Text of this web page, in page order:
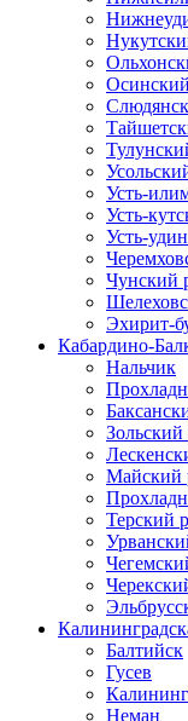
Усть-
Усть-
Усть-
Чунский
Эхирит-
Кабардино-
Нальчик
Зольский
Майский
Терский
Балтийск
Гусев
Неман